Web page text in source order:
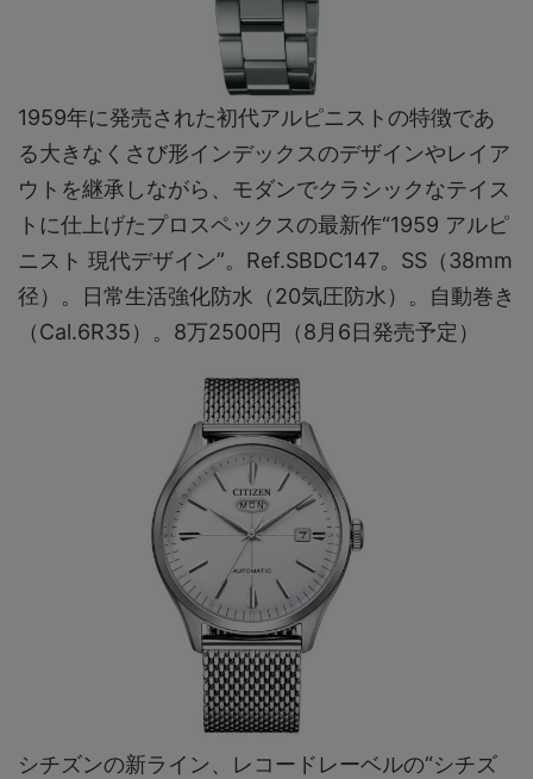
1959年に発売された初代アルピニストの特徴であ
る大きなくさび形インデックスのデザインやレイア
ウトを継承しながら、モダンでクラシックなテイス
トに仕上げたプロスペックスの最新作“1959 アルピ
ニスト 現代デザイン”。Ref.SBDC147。SS（38mm
径）。日常生活強化防水（20気圧防水）。自動巻き
（Cal.6R35）。8万2500円（8月6日発売予定）
シチズンの新ライン、レコードレーベルの“シチズ